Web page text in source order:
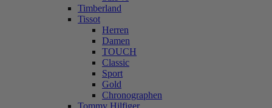
Timberland
Tissot
Herren
Damen
TOUCH
Classic
Sport
Gold
Chronographen
Tommy Hilfiger